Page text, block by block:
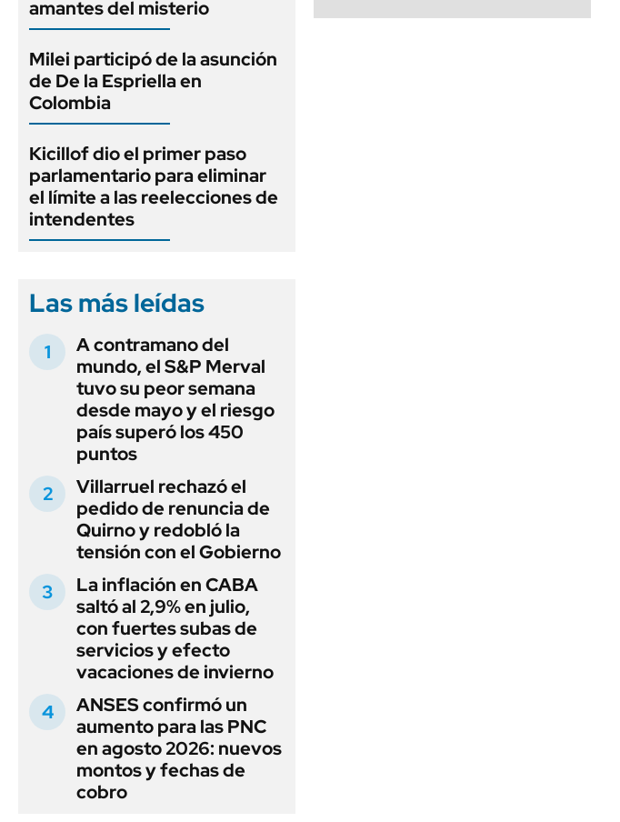
amantes del misterio
Milei participó de la asunción
de De la Espriella en
Colombia
Kicillof dio el primer paso
parlamentario para eliminar
el límite a las reelecciones de
intendentes
Las más leídas
A contramano del
mundo, el S&P Merval
tuvo su peor semana
desde mayo y el riesgo
país superó los 450
puntos
Villarruel rechazó el
pedido de renuncia de
Quirno y redobló la
tensión con el Gobierno
La inflación en CABA
saltó al 2,9% en julio,
con fuertes subas de
servicios y efecto
vacaciones de invierno
ANSES confirmó un
aumento para las PNC
en agosto 2026: nuevos
montos y fechas de
cobro